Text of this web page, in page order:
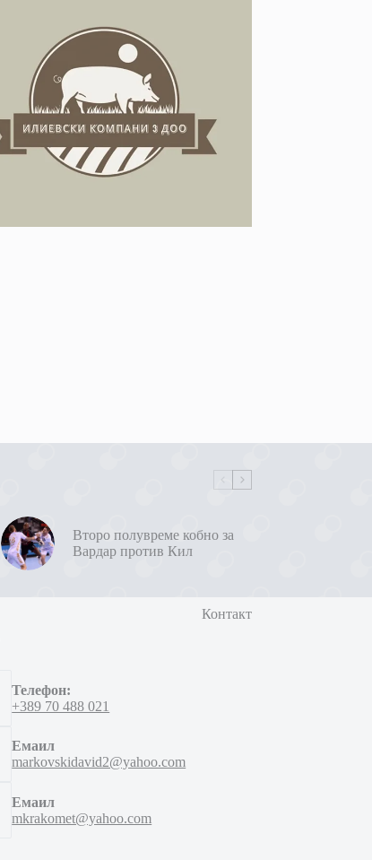
Второ полувреме кобно за
Вардар против Кил
Контакт
Телефон:
+389 70 488 021
Емаил
markovskidavid2@yahoo.com
Емаил
mkrakomet@yahoo.com